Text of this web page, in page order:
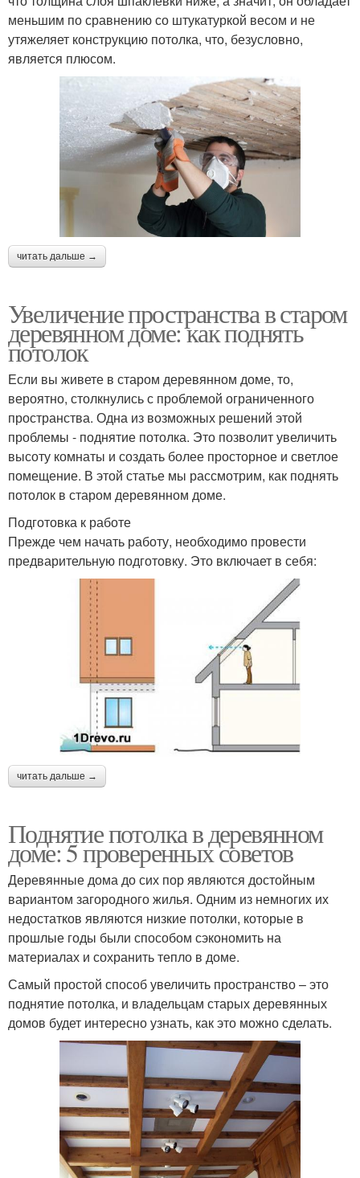
меньшим по сравнению со штукатуркой весом и не
утяжеляет конструкцию потолка, что, безусловно,
является плюсом.
читать дальше →
Увеличение пространства в старом
деревянном доме: как поднять
потолок
Если вы живете в старом деревянном доме, то,
вероятно, столкнулись с проблемой ограниченного
пространства. Одна из возможных решений этой
проблемы - поднятие потолка. Это позволит увеличить
высоту комнаты и создать более просторное и светлое
помещение. В этой статье мы рассмотрим, как поднять
потолок в старом деревянном доме.
Подготовка к работе
Прежде чем начать работу, необходимо провести
предварительную подготовку. Это включает в себя:
читать дальше →
Поднятие потолка в деревянном
доме: 5 проверенных советов
Деревянные дома до сих пор являются достойным
вариантом загородного жилья. Одним из немногих их
недостатков являются низкие потолки, которые в
прошлые годы были способом сэкономить на
материалах и сохранить тепло в доме.
Самый простой способ увеличить пространство – это
поднятие потолка, и владельцам старых деревянных
домов будет интересно узнать, как это можно сделать.